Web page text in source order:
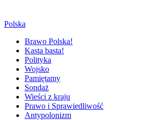
Polska
Brawo Polska!
Kasta basta!
Polityka
Wojsko
Pamiętamy
Sondaż
Wieści z kraju
Prawo i Sprawiedliwość
Antypolonizm